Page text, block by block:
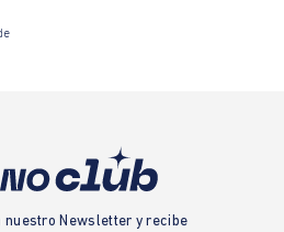
nuestro Newsletter y recibe